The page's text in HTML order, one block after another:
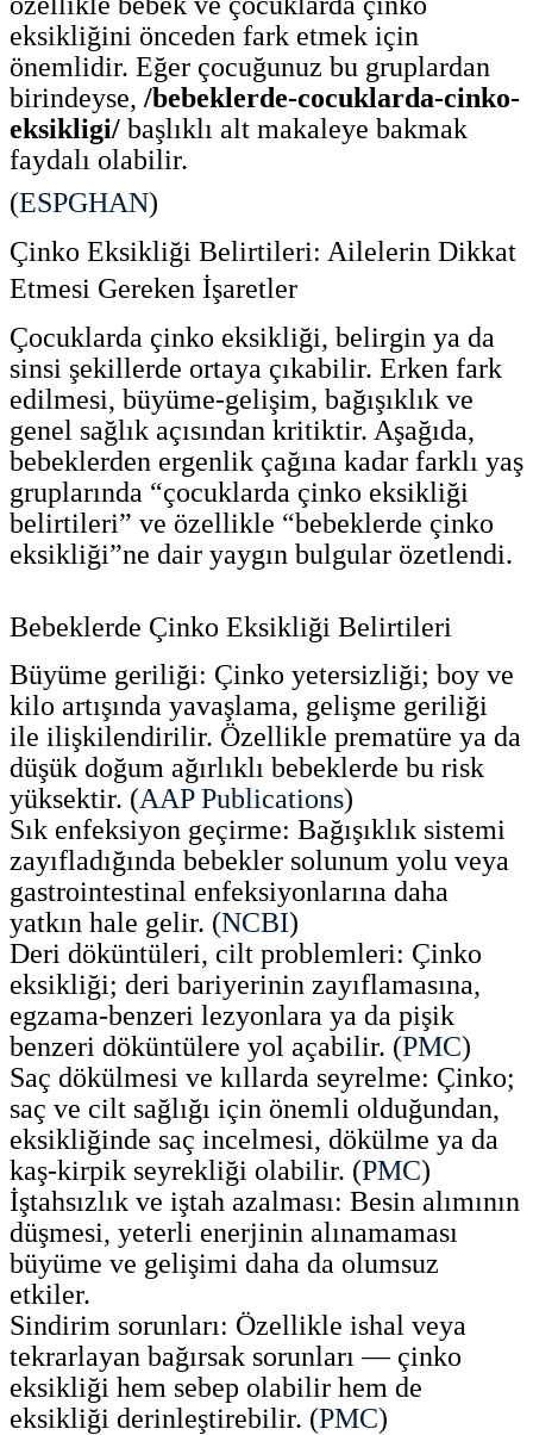
eksikliğini önceden fark etmek için
önemlidir. Eğer çocuğunuz bu gruplardan
birindeyse, /bebeklerde-cocuklarda-cinko-
eksikligi/ başlıklı alt makaleye bakmak
faydalı olabilir.
(ESPGHAN)
Çinko Eksikliği Belirtileri: Ailelerin Dikkat
Etmesi Gereken İşaretler
Çocuklarda çinko eksikliği, belirgin ya da
sinsi şekillerde ortaya çıkabilir. Erken fark
edilmesi, büyüme-gelişim, bağışıklık ve
genel sağlık açısından kritiktir. Aşağıda,
bebeklerden ergenlik çağına kadar farklı yaş
gruplarında “çocuklarda çinko eksikliği
belirtileri” ve özellikle “bebeklerde çinko
eksikliği”ne dair yaygın bulgular özetlendi.
Bebeklerde Çinko Eksikliği Belirtileri
Büyüme geriliği: Çinko yetersizliği; boy ve
kilo artışında yavaşlama, gelişme geriliği
ile ilişkilendirilir. Özellikle prematüre ya da
düşük doğum ağırlıklı bebeklerde bu risk
yüksektir. (AAP Publications)
Sık enfeksiyon geçirme: Bağışıklık sistemi
zayıfladığında bebekler solunum yolu veya
gastrointestinal enfeksiyonlarına daha
yatkın hale gelir. (NCBI)
Deri döküntüleri, cilt problemleri: Çinko
eksikliği; deri bariyerinin zayıflamasına,
egzama-benzeri lezyonlara ya da pişik
benzeri döküntülere yol açabilir. (PMC)
Saç dökülmesi ve kıllarda seyrelme: Çinko;
saç ve cilt sağlığı için önemli olduğundan,
eksikliğinde saç incelmesi, dökülme ya da
kaş-kirpik seyrekliği olabilir. (PMC)
İştahsızlık ve iştah azalması: Besin alımının
düşmesi, yeterli enerjinin alınamaması
büyüme ve gelişimi daha da olumsuz
etkiler.
Sindirim sorunları: Özellikle ishal veya
tekrarlayan bağırsak sorunları — çinko
eksikliği hem sebep olabilir hem de
eksikliği derinleştirebilir. (PMC)